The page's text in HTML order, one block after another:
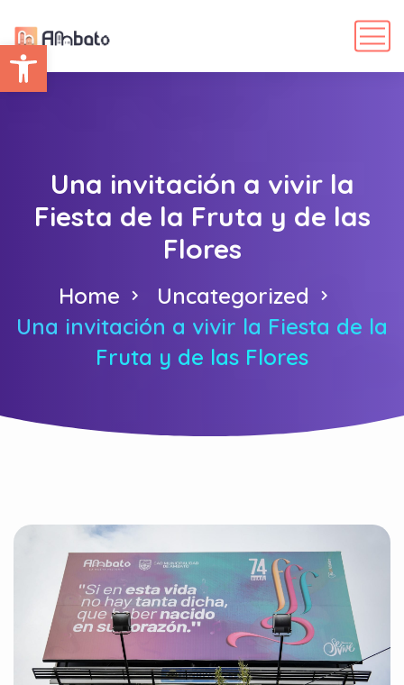
Abrir barra de herramientas
Una invitación a vivir la
Fiesta de la Fruta y de las
Flores
Home
Uncategorized
Una invitación a vivir la Fiesta de la
Fruta y de las Flores